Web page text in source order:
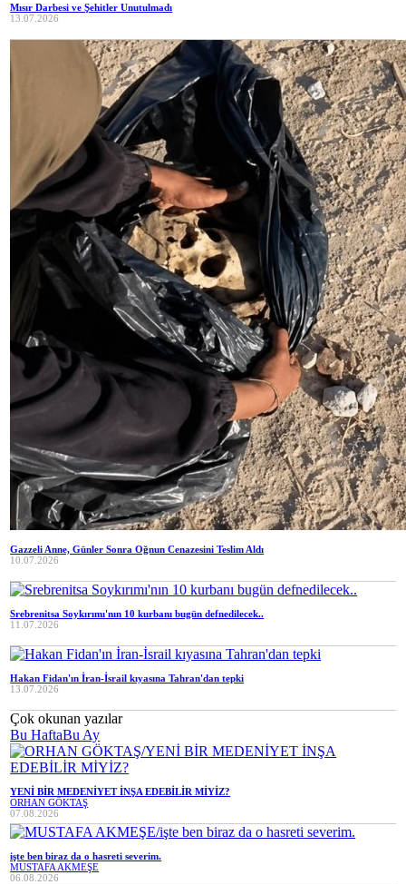
Mısır Darbesi ve Şehitler Unutulmadı
13.07.2026
Gazzeli Anne, Günler Sonra Oğnun Cenazesini Teslim Aldı
10.07.2026
Srebrenitsa Soykırımı'nın 10 kurbanı bugün defnedilecek..
11.07.2026
Hakan Fidan'ın İran-İsrail kıyasına Tahran'dan tepki
13.07.2026
Çok okunan yazılar
Bu HaftaBu Ay
YENİ BİR MEDENİYET İNŞA EDEBİLİR MİYİZ?
ORHAN GÖKTAŞ
07.08.2026
işte ben biraz da o hasreti severim.
MUSTAFA AKMEŞE
06.08.2026